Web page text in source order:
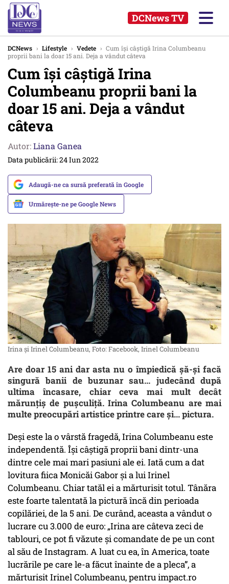
DCNews TV
DCNews › Lifestyle › Vedete › Cum își câștigă Irina Columbeanu
proprii bani la doar 15 ani. Deja a vândut câteva
Cum își câștigă Irina
Columbeanu proprii bani la
doar 15 ani. Deja a vândut
câteva
Autor:Liana Ganea
Data publicării: 24 Iun 2022
Adaugă-ne ca sursă preferată în Google
Urmărește-ne pe Google News
Irina şi Irinel Columbeanu, Foto: Facebook, Irinel Columbeanu
Are doar 15 ani dar asta nu o împiedică şă-şi facă
singură banii de buzunar sau... judecând după
ultima încasare, chiar ceva mai mult decât
mărunţiş de puşculiţă. Irina Columbeanu are mai
multe preocupări artistice printre care şi... pictura.
Deși este la o vârstă fragedă, Irina Columbeanu este
independentă. Îşi câştigă proprii bani dintr-una
dintre cele mai mari pasiuni ale ei. Iată cum a dat
lovitura fiica Monicăi Gabor şi a lui Irinel
Columbeanu. Chiar tatăl ei a mărturisit totul. Tânăra
este foarte talentată la pictură încă din perioada
copilăriei, de la 5 ani. De curând, aceasta a vândut o
lucrare cu 3.000 de euro: „Irina are câteva zeci de
tablouri, ce pot fi văzute și comandate de pe un cont
al său de Instagram. A luat cu ea, în America, toate
lucrările pe care le-a făcut înainte de a pleca”, a
mărturisit Irinel Columbeanu, pentru impact.ro